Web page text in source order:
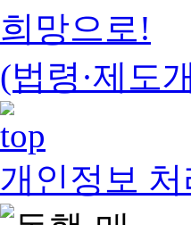
희망으로!
(법령·제도
개인정보 처